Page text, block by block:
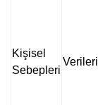
Kişisel
Sebepleri